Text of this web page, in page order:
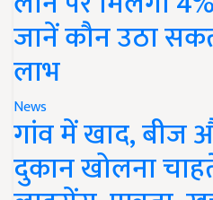
जानें कौन उठा
लाभ
News
गांव में खाद, बीज
दुकान खोलना